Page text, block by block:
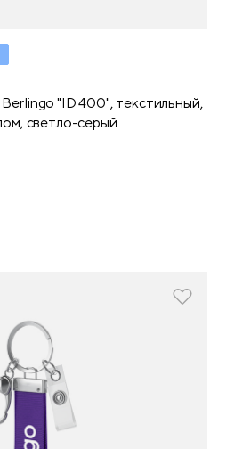
"ID 400", текстильный,
светло-серый